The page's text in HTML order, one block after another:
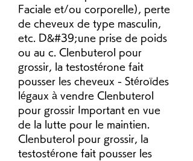
Faciale et/ou corporelle), perte
de cheveux de type masculin,
etc. D&#39;une prise de poids
ou au c. Clenbuterol pour
grossir, la testostérone fait
pousser les cheveux - Stéroïdes
légaux à vendre Clenbuterol
pour grossir Important en vue
de la lutte pour le maintien.
Clenbuterol pour grossir, la
testostérone fait pousser les